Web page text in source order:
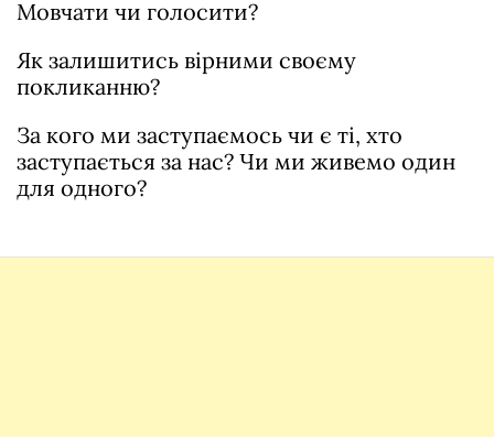
Мовчати чи голосити?
Як залишитись вірними своєму
покликанню?
За кого ми заступаємось чи є ті, хто
заступається за нас? Чи ми живемо один
для одного?